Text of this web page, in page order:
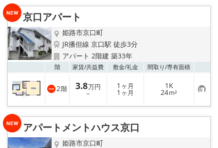
会社概要
メールでお問い合わせ
り
京口アパート
姫路市京口町
JR播但線 京口駅 徒歩3分
アパート 2階建 築33年
階 家賃/共益費 敷金/礼金 間取り/専有面積
2階 3.8万円
－
1 ヶ月
1 ヶ月
1K
24m² お
気
に
り
アパートメントハウス京口
姫路市京口町